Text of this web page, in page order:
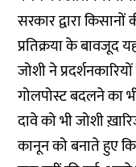
सरकार द्वारा
प्रतिक्रया के बावजूद
जोशी ने
गोलपोस्ट बदलने का
दावे को भी जोशी
कानून को बनाते हुए